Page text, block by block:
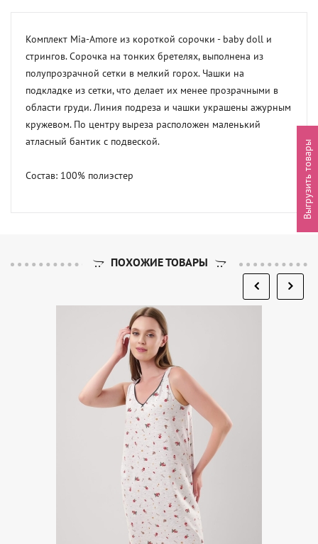
Комплект Mia-Amore из короткой сорочки - baby doll и
стрингов. Сорочка на тонких бретелях, выполнена из
полупрозрачной сетки в мелкий горох. Чашки на
подкладке из сетки, что делает их менее прозрачными в
области груди. Линия подреза и чашки украшены ажурным
кружевом. По центру выреза расположен маленький
атласный бантик с подвеской.
Состав: 100% полиэстер
ПОХОЖИЕ ТОВАРЫ
Выгрузить товары